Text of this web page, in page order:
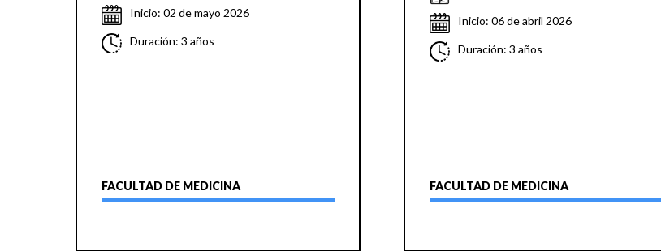
Inicio: 02 de mayo 2026
Duración: 3 años
FACULTAD DE MEDICINA
Inicio: 06 de abril 2026
Duración: 3 años
FACULTAD DE MEDICINA